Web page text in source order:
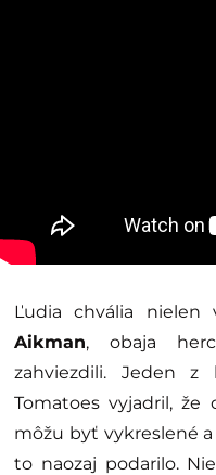
Ľudia chvália nielen
Aikman, obaja
zahviezdili. Jeden
Tomatoes vyjadril,
môžu byť vykreslené
to naozaj podarilo.